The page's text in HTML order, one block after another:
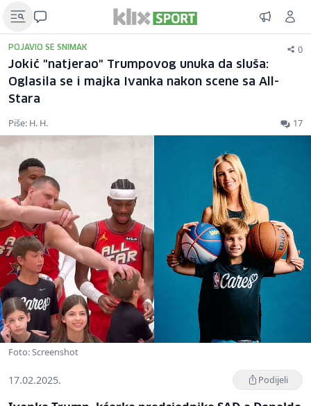
POJAVIO SE SNIMAK 0
Jokić "natjerao" Trumpovog unuka da sluša:
Oglasila se i majka Ivanka nakon scene sa All-
Stara
Piše: H. H. 17
Foto: Screenshot
17.02.2025. Podijeli